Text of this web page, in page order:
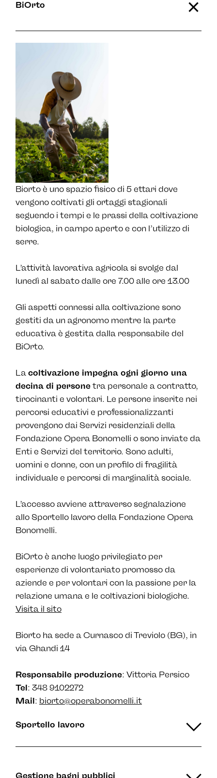
BiOrto
Biorto è uno spazio fisico di 5 ettari dove
vengono coltivati gli ortaggi stagionali
seguendo i tempi e le prassi della coltivazione
biologica, in campo aperto e con l’utilizzo di
serre.
L’attività lavorativa agricola si svolge dal
lunedì al sabato dalle ore 7.00 alle ore 13.00
Gli aspetti connessi alla coltivazione sono
gestiti da un agronomo mentre la parte
educativa è gestita dalla responsabile del
BiOrto.
La coltivazione impegna ogni giorno una
decina di persone tra personale a contratto,
tirocinanti e volontari. Le persone inserite nei
percorsi educativi e professionalizzanti
provengono dai Servizi residenziali della
Fondazione Opera Bonomelli o sono inviate da
Enti e Servizi del territorio. Sono adulti,
uomini e donne, con un profilo di fragilità
individuale e percorsi di marginalità sociale.
L’accesso avviene attraverso segnalazione
allo Sportello lavoro della Fondazione Opera
Bonomelli.
BiOrto è anche luogo privilegiato per
esperienze di volontariato promosso da
aziende e per volontari con la passione per la
relazione umana e le coltivazioni biologiche.
Visita il sito
Biorto ha sede a Curnasco di Treviolo (BG), in
via Ghandi 14
Responsabile produzione: Vittoria Persico
Tel: 348 9102272
Mail: biorto@operabonomelli.it
Sportello lavoro
Gestione bagni pubblici